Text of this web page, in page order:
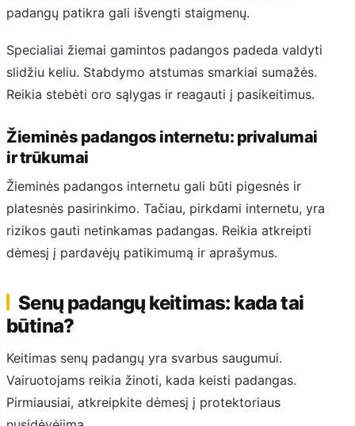
padangų patikra gali išvengti staigmenų.
Specialiai žiemai gamintos padangos padeda valdyti
slidžiu keliu. Stabdymo atstumas smarkiai sumažės.
Reikia stebėti oro sąlygas ir reagauti į pasikeitimus.
Žieminės padangos internetu: privalumai
ir trūkumai
Žieminės padangos internetu gali būti pigesnės ir
platesnės pasirinkimo. Tačiau, pirkdami internetu, yra
rizikos gauti netinkamas padangas. Reikia atkreipti
dėmesį į pardavėjų patikimumą ir aprašymus.
Senų padangų keitimas: kada tai
būtina?
Keitimas senų padangų yra svarbus saugumui.
Vairuotojams reikia žinoti, kada keisti padangas.
Pirmiausiai, atkreipkite dėmesį į protektoriaus